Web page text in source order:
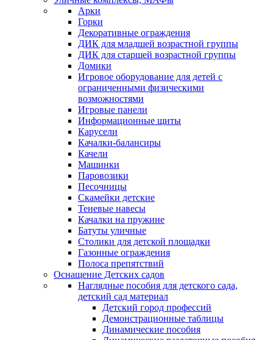
Арки
Горки
Декоративные ограждения
ДИК для младшей возрастной группы
ДИК для старшей возрастной группы
Домики
Игровое оборудование для детей с
ограниченными физическими
возможностями
Игровые панели
Информационные щиты
Карусели
Качалки-балансиры
Качели
Машинки
Паровозики
Песочницы
Скамейки детские
Теневые навесы
Качалки на пружине
Батуты уличные
Столики для детской площадки
Газонные ограждения
Полоса препятствий
Оснащение Детских садов
Наглядные пособия для детского сада,
детский сад материал
Детский город профессий
Демонстрационные таблицы
Динамические пособия